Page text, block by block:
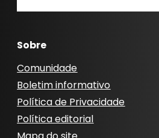
Sobre
Comunidade
Boletim informativo
Política de Privacidade
Política editorial